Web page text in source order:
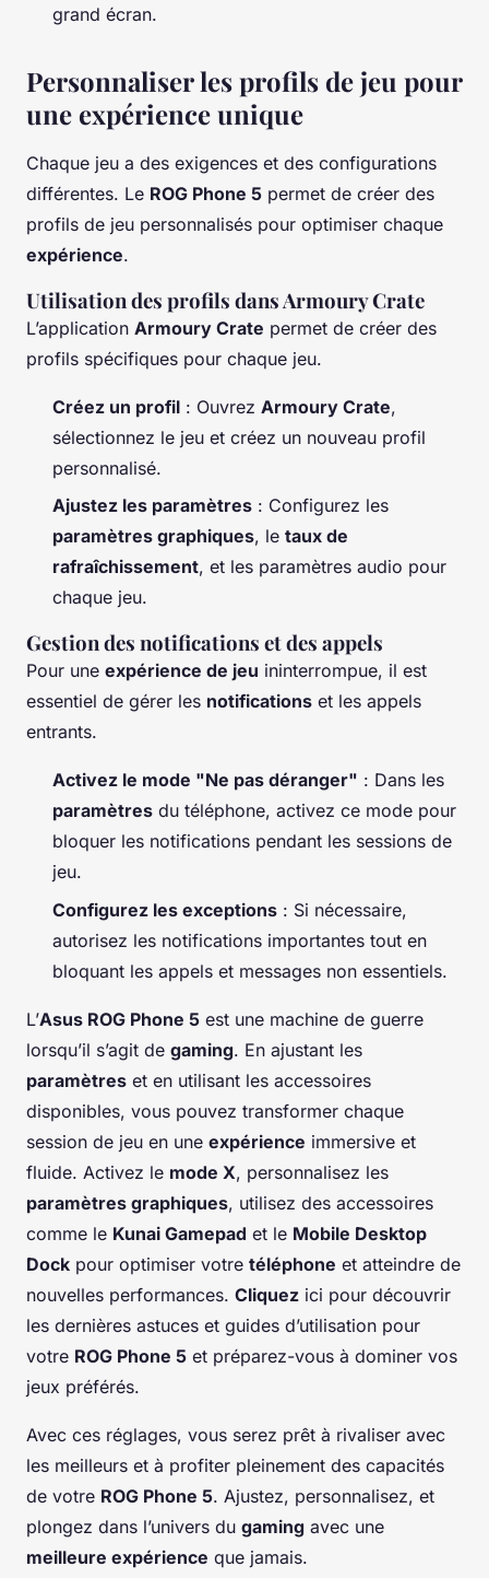
grand écran.
Personnaliser les profils de jeu pour
une expérience unique
Chaque jeu a des exigences et des configurations
différentes. Le ROG Phone 5 permet de créer des
profils de jeu personnalisés pour optimiser chaque
expérience.
Utilisation des profils dans Armoury Crate
L’application Armoury Crate permet de créer des
profils spécifiques pour chaque jeu.
Créez un profil : Ouvrez Armoury Crate,
sélectionnez le jeu et créez un nouveau profil
personnalisé.
Ajustez les paramètres : Configurez les
paramètres graphiques, le taux de
rafraîchissement, et les paramètres audio pour
chaque jeu.
Gestion des notifications et des appels
Pour une expérience de jeu ininterrompue, il est
essentiel de gérer les notifications et les appels
entrants.
Activez le mode "Ne pas déranger" : Dans les
paramètres du téléphone, activez ce mode pour
bloquer les notifications pendant les sessions de
jeu.
Configurez les exceptions : Si nécessaire,
autorisez les notifications importantes tout en
bloquant les appels et messages non essentiels.
L’Asus ROG Phone 5 est une machine de guerre
lorsqu’il s’agit de gaming. En ajustant les
paramètres et en utilisant les accessoires
disponibles, vous pouvez transformer chaque
session de jeu en une expérience immersive et
fluide. Activez le mode X, personnalisez les
paramètres graphiques, utilisez des accessoires
comme le Kunai Gamepad et le Mobile Desktop
Dock pour optimiser votre téléphone et atteindre de
nouvelles performances. Cliquez ici pour découvrir
les dernières astuces et guides d’utilisation pour
votre ROG Phone 5 et préparez-vous à dominer vos
jeux préférés.
Avec ces réglages, vous serez prêt à rivaliser avec
les meilleurs et à profiter pleinement des capacités
de votre ROG Phone 5. Ajustez, personnalisez, et
plongez dans l’univers du gaming avec une
meilleure expérience que jamais.